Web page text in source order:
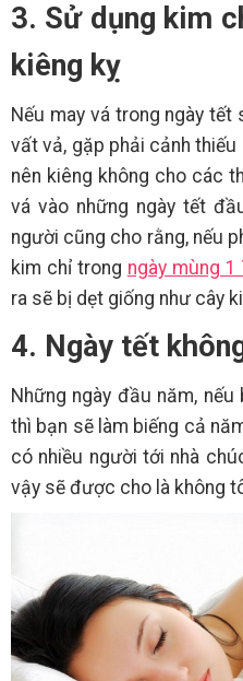
3. Sử dụng kim
kiêng kỵ
Nếu may vá trong ngày tết
vất vả, gặp phải cảnh
nên kiêng không cho các
vá vào những ngày tết
người cũng cho rằng, nếu
kim chỉ trong ngày mùng 1
ra sẽ bị dẹt giống như cây
4. Ngày tết
Những ngày đầu năm,
thì bạn sẽ làm biếng cả
có nhiều người tới nhà
vậy sẽ được cho là không